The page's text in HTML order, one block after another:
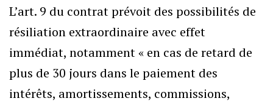
L’art. 9 du contrat prévoit des possibilités de
résiliation extraordinaire avec effet
immédiat, notamment « en cas de retard de
plus de 30 jours dans le paiement des
intérêts, amortissements, commissions,